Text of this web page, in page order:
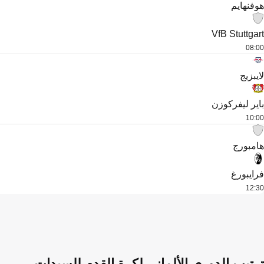
هوفنهايم
VfB Stuttgart
08:00
لايبزيج
باير ليفركوزن
10:00
هامبورج
فرايبورغ
12:30